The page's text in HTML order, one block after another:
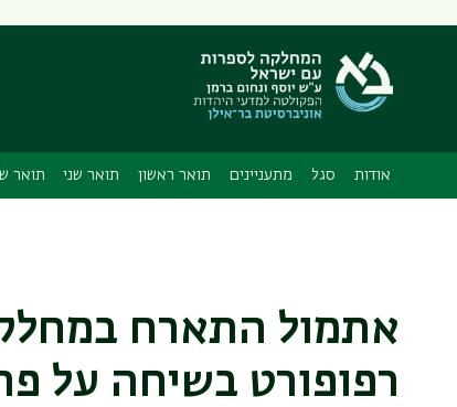
תפריט
משני
אודות סגל מתעניינים תואר ראשון תואר שני תואר
אתמול התארח
רפופורט בשיחה על